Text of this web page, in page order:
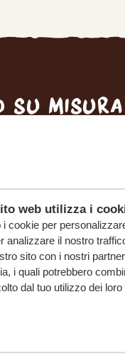
web utilizza i
i cookie per
analizzare il nostro
sito con i nostri
i quali potrebbero
dal tuo utilizzo dei
su misura
IMPEGNO
DEI TUOI